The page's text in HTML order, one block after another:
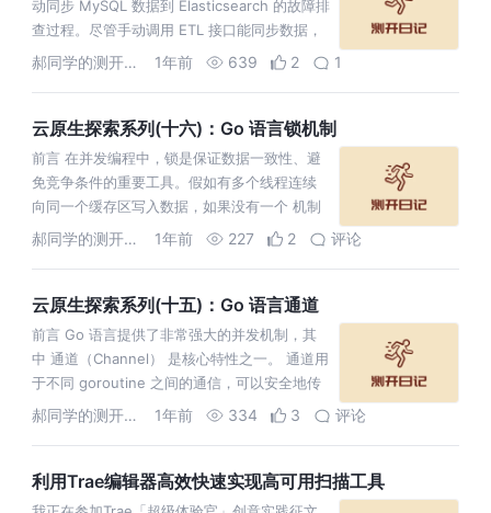
动同步 MySQL 数据到 Elasticsearch 的故障排
查过程。尽管手动调用 ETL 接口能同步数据，
但 Binlog 变更事件始终
郝同学的测开笔记 1年前 639 2 1
云原生探索系列(十六)：Go 语言锁机制
前言 在并发编程中，锁是保证数据一致性、避
免竞争条件的重要工具。假如有多个线程连续
向同一个缓存区写入数据，如果没有一个 机制
协调这些线程的写入操作的话，被写入的数据
郝同学的测开笔记 1年前 227 2 评论
云原生探索系列(十五)：Go 语言通道
前言 Go 语言提供了非常强大的并发机制，其
中 通道（Channel） 是核心特性之一。 通道用
于不同 goroutine 之间的通信，可以安全地传
递数据，实现同步和异步操作。 这篇文章我们
郝同学的测开笔记 1年前 334 3 评论
利用Trae编辑器高效快速实现高可用扫描工具